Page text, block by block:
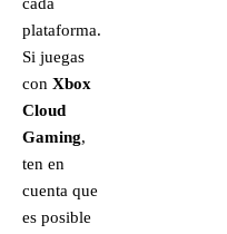
cada
plataforma.
Si juegas
con Xbox
Cloud
Gaming,
ten en
cuenta que
es posible